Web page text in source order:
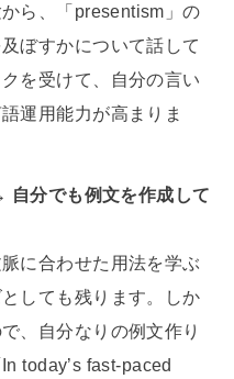
ら、「presentism」の
ぼすかについて話して
を受けて、自分の言い
運用能力が高まりま
自分でも例文を作成して
に合わせた用法を学ぶ
しても残ります。しか
、自分なりの例文作り
today’s fast-paced